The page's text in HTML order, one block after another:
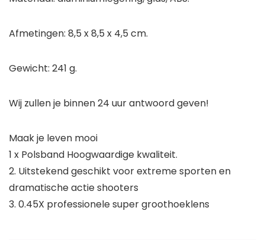
Afmetingen: 8,5 x 8,5 x 4,5 cm.
Gewicht: 241 g.
Wij zullen je binnen 24 uur antwoord geven!
Maak je leven mooi
1 x Polsband Hoogwaardige kwaliteit.
2. Uitstekend geschikt voor extreme sporten en
dramatische actie shooters
3. 0.45X professionele super groothoeklens